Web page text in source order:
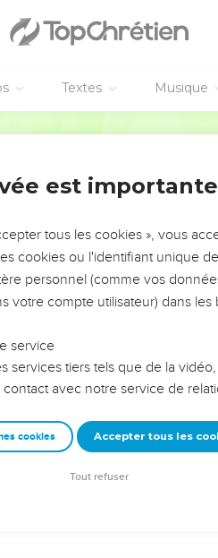
Textes Musique
L’ANNÉE !
?
foi ou leur vision. Mais on voit
alors même que ce sont
sur les erreurs
sagesse afin que leurs erreurs
un groupe ou une famille,
est
tous les cookies », vous
cookies ou l'identifiant unique
personnel (comme vos
votre compte utilisateur) dans les
service
services tiers tels que de la
avec notre service de
cookies Accepter tous les
Tout refuser